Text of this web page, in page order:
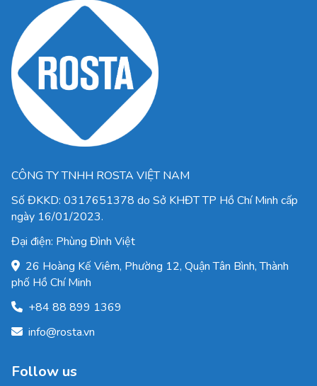
CÔNG TY TNHH ROSTA VIỆT NAM
Số ĐKKD: 0317651378 do Sở KHĐT TP Hồ Chí Minh cấp
ngày 16/01/2023.
Đại điện: Phùng Đình Việt
26 Hoàng Kế Viêm, Phường 12, Quận Tân Bình, Thành
phố Hồ Chí Minh
+84 88 899 1369
info@rosta.vn
Follow us